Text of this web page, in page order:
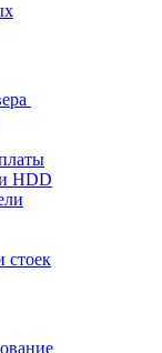
HDD
стоек